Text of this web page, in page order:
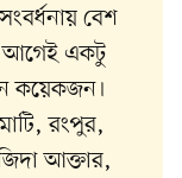
বেশ
আগেই একটু
কয়েকজন।
রংপুর,
আক্তার,